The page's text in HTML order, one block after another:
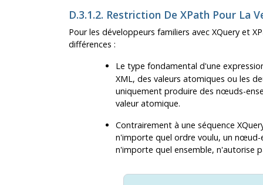
D.3.1.2. Restriction De XPath Pour La
Pour les développeurs familiers avec XQuery et
différences :
Le type fondamental d'une
XML, des valeurs atomiques ou les
uniquement produire des nœuds-
valeur atomique.
Contrairement à une séquence
n'importe quel ordre voulu, un nœud-
n'importe quel ensemble, n'autorise